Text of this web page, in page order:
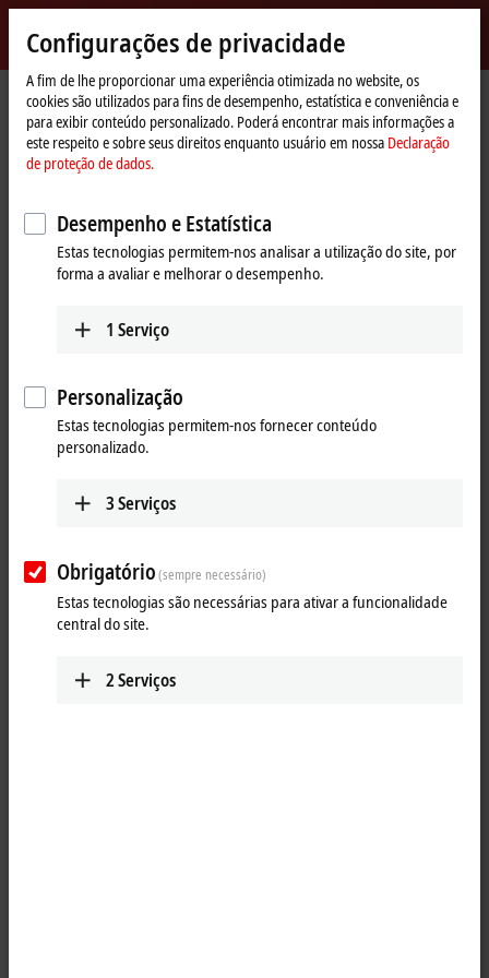
Beckhoff
-
New
Automation
Technology
myBeckhoff
Página
Inicial
Produtos I/O I/O-specific accessories
Pre-assembled cables
ZK1090-6191-4xxx
ZK1090-6191-4xxx | EtherCAT
cable, PUR, AWG26, drag-chain
suitable
Configurações de privacidade
A fim de lhe proporcionar uma experiência otimizada no website, os
cookies são utilizados para fins de desempenho, estatística e conveniência e
para exibir conteúdo personalizado. Poderá encontrar mais informações a
este respeito e sobre seus direitos enquanto usuário em nossa Declaração
de proteção de dados.
Desempenho e Estatística
Estas tecnologias permitem-nos analisar a utilização do site, por
forma a avaliar e melhorar o desempenho.
1 Serviço
Personalização
Estas tecnologias permitem-nos fornecer conteúdo
personalizado.
3Serviços
Obrigatório(sempre necessário)
Estas tecnologias são necessárias para ativar a funcionalidade
central do site.
2Serviços